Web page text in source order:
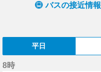
バスの接近情報
平日
8時